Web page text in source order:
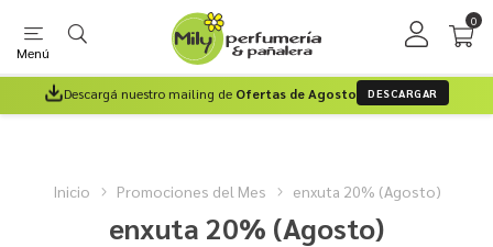
Menú
0
Descargá nuestro mailing de Ofertas de Agosto DESCARGAR
Inicio Promociones del Mes enxuta 20% (Agosto)
enxuta 20% (Agosto)